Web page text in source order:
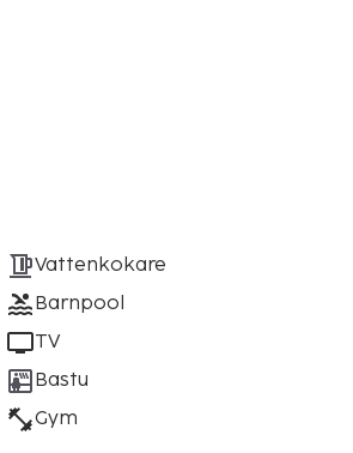
Vattenkokare
Barnpool
TV
Bastu
Gym